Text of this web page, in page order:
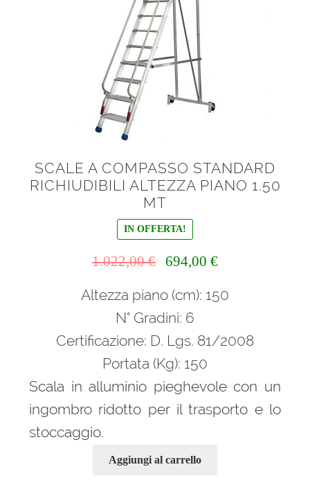
SCALE A COMPASSO STANDARD
RICHIUDIBILI ALTEZZA PIANO 1.50
MT
IN OFFERTA!
1.022,00€
originale
1.022,00 €.
694,00 €Il
attuale
Altezza piano (cm): 150
N° Gradini: 6
Certificazione: D. Lgs. 81/2008
Portata (Kg): 150
Scala in alluminio pieghevole con un
ingombro ridotto per il trasporto e lo
stoccaggio.
Aggiungi al carrello